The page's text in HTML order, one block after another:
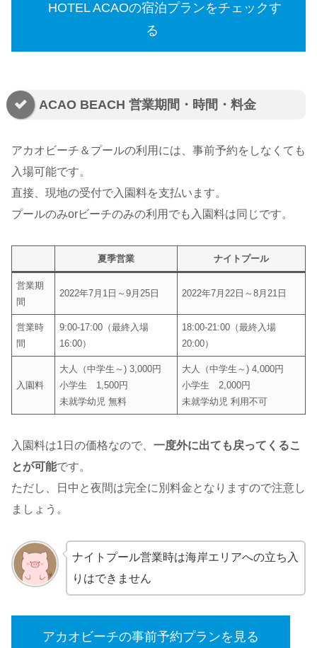
HOTEL ACAOの宿泊プランをチェックす
る
ACAO BEACH 営業期間・時間・料金
アカオビーチ＆プールの利用には、事前予約をしなくても
入場可能です。
直接、現地の受付で入園料を支払います。
プールのみorビーチのみの利用でも入園料は同じです。
夏季営業 ナイトプール
営業期
間
2022年7月1日～9月25日 2022年7月22日～8月21日
営業時
間
9:00-17:00（最終入場
16:00）
18:00-21:00（最終入場
20:00）
入園料
大人（中学生～) 3,000円
小学生 1,500円
未就学幼児 無料
大人（中学生～) 4,000円
小学生 2,000円
未就学幼児 利用不可
入園料は1日の価格なので、 一度外に出ても戻ってくるこ
とが可能です。
ただし、日中と夜間は完全に別料金となりますので注意し
ましょう。
ナイトプール営業時は海岸エリアへの立ち入
りはできません
アカオビーチの事前予約プランを見る